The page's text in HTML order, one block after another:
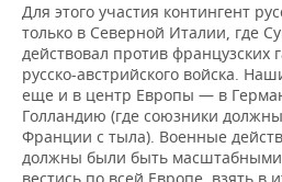
Для этого участия контингент
только в Северной Италии, где
действовал против французских
русско-австрийского войска.
еще и в центр Европы — в
Голландию (где союзники
Франции с тыла). Военные
должны были быть